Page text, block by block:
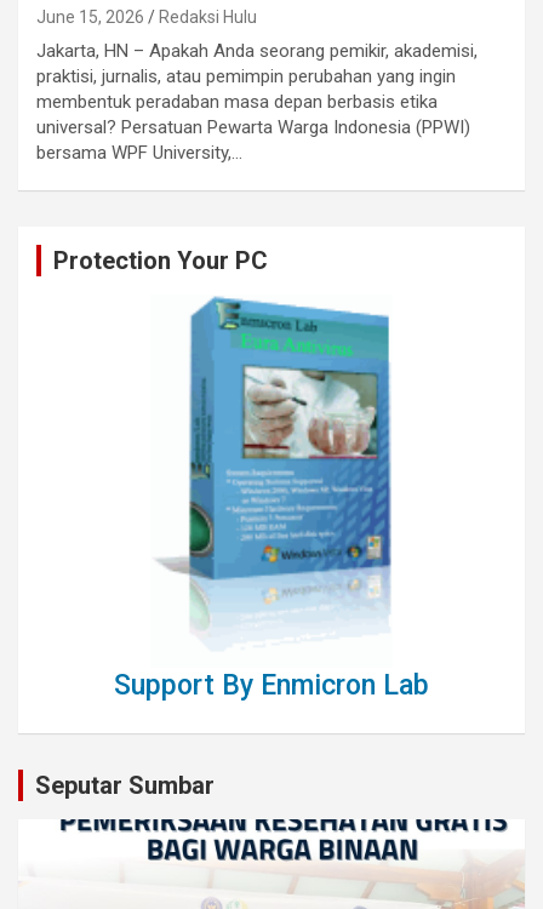
June 15, 2026 Redaksi Hulu
Jakarta, HN – Apakah Anda seorang pemikir, akademisi,
praktisi, jurnalis, atau pemimpin perubahan yang ingin
membentuk peradaban masa depan berbasis etika
universal? Persatuan Pewarta Warga Indonesia (PPWI)
bersama WPF University,…
Protection Your PC
Support By Enmicron Lab
Seputar Sumbar